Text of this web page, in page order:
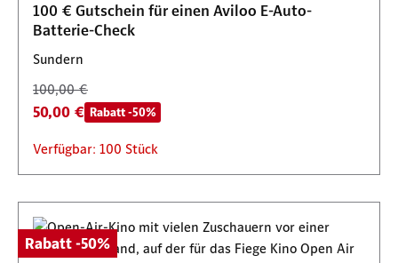
100 € Gutschein für einen Aviloo E-Auto-
Batterie-Check
Sundern
100,00 €
50,00 € Rabatt -50%
Verfügbar: 100 Stück
Rabatt -50%